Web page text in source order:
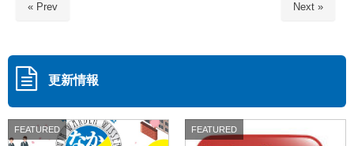
« Prev Next »
更新情報
FEATURED FEATURED